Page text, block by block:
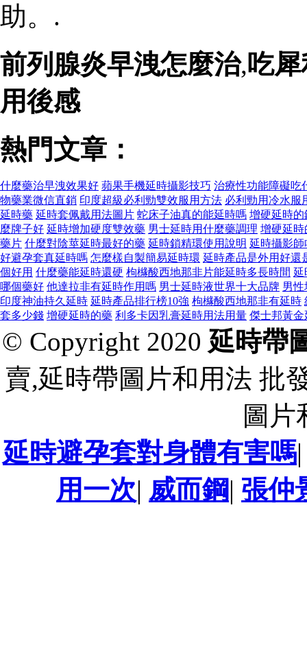
助。.
前列腺炎早洩怎麼治, 吃
用後感
熱門文章：
什麼藥治早洩效果好 蘋果手機延時攝影技巧 治療性功能障礙吃
物藥業微信直銷 印度超級必利勁雙效服用方法 必利勁用冷水服
延時藥 延時套佩戴用法圖片 蛇床子油真的能延時嗎 增硬延時的
麼牌子好 延時增加硬度雙效藥 男士延時用什麼藥調理 增硬延時
藥片 什麼對陰莖延時最好的藥 延時鎖精環使用說明 延時攝影師
好避孕套真延時嗎 怎麼樣自製簡易延時環 延時產品是外用好還
個好用 什麼藥能延時還硬 枸櫞酸西地那非片能延時多長時間 延
哪個藥好 他達拉非有延時作用嗎 男士延時液世界十大品牌 男性
印度神油持久延時 延時產品排行榜10強 枸櫞酸西地那非有延時
套多少錢 增硬延時的藥 利多卡因乳膏延時用法用量 傑士邦黃
© Copyright 2020 延時帶
賣,延時帶圖片和用法 批
圖片
延時避孕套對身體有害嗎
用一次| 威而鋼| 張仲